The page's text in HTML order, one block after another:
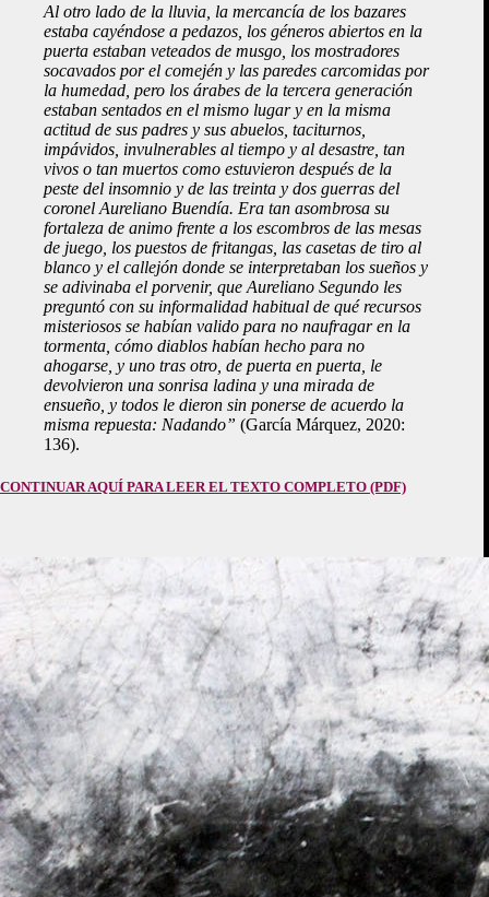
Al otro lado de la lluvia, la mercancía de los bazares
estaba cayéndose a pedazos, los géneros abiertos en la
puerta estaban veteados de musgo, los mostradores
socavados por el comején y las paredes carcomidas por
la humedad, pero los árabes de la tercera generación
estaban sentados en el mismo lugar y en la misma
actitud de sus padres y sus abuelos, taciturnos,
impávidos, invulnerables al tiempo y al desastre, tan
vivos o tan muertos como estuvieron después de la
peste del insomnio y de las treinta y dos guerras del
coronel Aureliano Buendía. Era tan asombrosa su
fortaleza de animo frente a los escombros de las mesas
de juego, los puestos de fritangas, las casetas de tiro al
blanco y el callejón donde se interpretaban los sueños y
se adivinaba el porvenir, que Aureliano Segundo les
preguntó con su informalidad habitual de qué recursos
misteriosos se habían valido para no naufragar en la
tormenta, cómo diablos habían hecho para no
ahogarse, y uno tras otro, de puerta en puerta, le
devolvieron una sonrisa ladina y una mirada de
ensueño, y todos le dieron sin ponerse de acuerdo la
misma repuesta: Nadando” (García Márquez, 2020:
136).
CONTINUAR AQUÍ PARA LEER EL TEXTO COMPLETO (PDF)